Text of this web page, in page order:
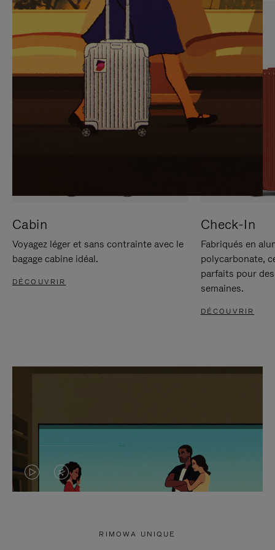
SUR
POUR
METTRE
PAUSE
VEUILLEZ
CLIQUER
POUR
RÉACTIVER
LE
SON
Cabin
Voyagez léger et sans contrainte avec le
bagage cabine idéal.
DÉCOUVRIR
Check-In
Fabriqués en
polycarbonate,
parfaits pour
semaines.
DÉCOUVRIR
LA LE
RIMOWA UNIQUE